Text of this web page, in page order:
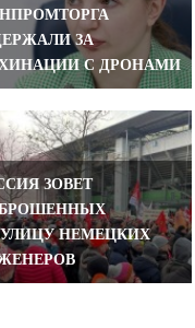
ЗА
С ДРОНАМИ
ЗОВЕТ
НЕМЕЦКИХ